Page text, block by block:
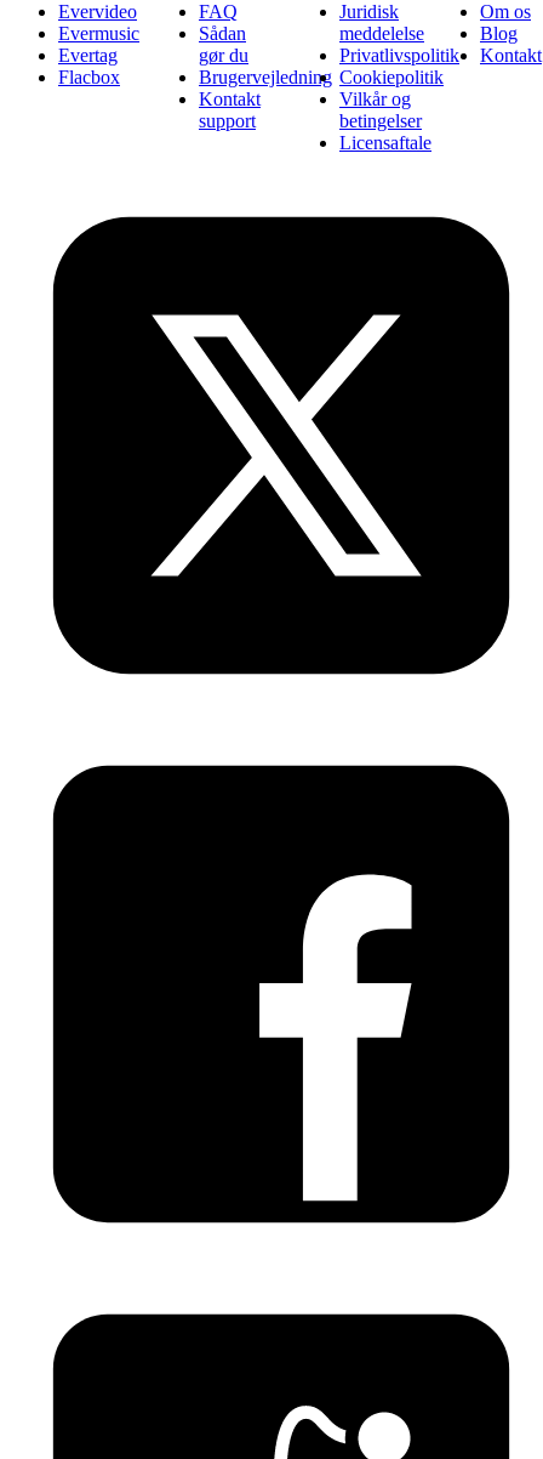
Evervideo
Evermusic
Evertag
Flacbox
FAQ
Sådan
gør du
Brugervejledning
Kontakt
support
Juridisk
meddelelse
Privatlivspolitik
Cookiepolitik
Vilkår og
betingelser
Licensaftale
Om os
Blog
Kontakt